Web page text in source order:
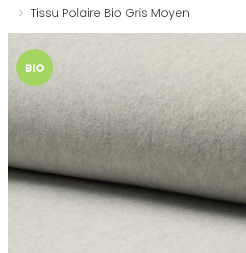
Tissu Polaire Bio Gris Moyen
BIO